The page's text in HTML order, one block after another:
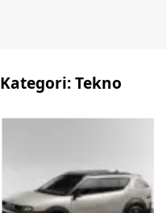
Kategori:Tekno